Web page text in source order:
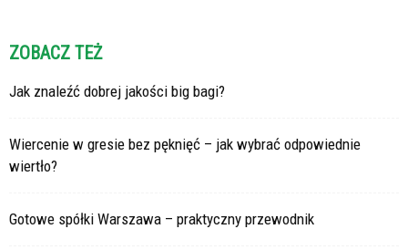
ZOBACZ TEŻ
Jak znaleźć dobrej jakości big bagi?
Wiercenie w gresie bez pęknięć – jak wybrać odpowiednie
wiertło?
Gotowe spółki Warszawa – praktyczny przewodnik